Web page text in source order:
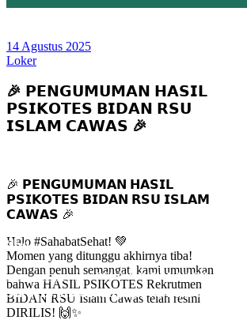
Blog
Home/Loker /🎉 𝗣𝗘𝗡𝗚𝗨𝗠𝗨𝗠𝗔𝗡 𝗛𝗔𝗦𝗜𝗟
𝗣𝗦𝗜𝗞𝗢𝗧𝗘𝗦 𝗕𝗜𝗗𝗔𝗡 𝗥𝗦𝗨 𝗜𝗦𝗟𝗔𝗠 𝗖𝗔𝗪𝗔𝗦 🎉
14 Agustus 2025
Loker
🎉 𝗣𝗘𝗡𝗚𝗨𝗠𝗨𝗠𝗔𝗡 𝗛𝗔𝗦𝗜𝗟
𝗣𝗦𝗜𝗞𝗢𝗧𝗘𝗦 𝗕𝗜𝗗𝗔𝗡 𝗥𝗦𝗨
𝗜𝗦𝗟𝗔𝗠 𝗖𝗔𝗪𝗔𝗦 🎉
🎉 𝗣𝗘𝗡𝗚𝗨𝗠𝗨𝗠𝗔𝗡 𝗛𝗔𝗦𝗜𝗟
𝗣𝗦𝗜𝗞𝗢𝗧𝗘𝗦 𝗕𝗜𝗗𝗔𝗡 𝗥𝗦𝗨 𝗜𝗦𝗟𝗔𝗠
𝗖𝗔𝗪𝗔𝗦 🎉
Halo #SahabatSehat! 💚
Momen yang ditunggu akhirnya tiba!
Dengan penuh semangat, kami umumkan
bahwa HASIL PSIKOTES Rekrutmen
BIDAN RSU Islam Cawas telah resmi
DIRILIS! 🙌✨